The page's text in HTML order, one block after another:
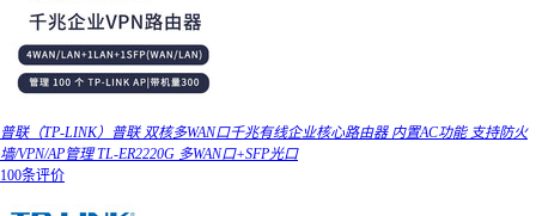
普联（TP-LINK）普联 双核多WAN口千兆有线企业核心路由器 内置AC功能 支持防火
墙/VPN/AP管理 TL-ER2220G 多WAN口+SFP光口
100条评价